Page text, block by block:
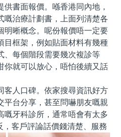
書面報價。喺香港同內地，
嘅治療計劃書，上面列清楚各
明晰概念。呢份報價唔一定要
目框架，例如貼面材料有幾種
、每個階段需要幾次複診等
你就可以放心，唔怕後續又話
人口碑。依家搜尋資訊好方
平台分享，甚至問嚇朋友嘅親
嘅牙科診所，通常唔會有太多
，客戶評論話價錢清楚、服務